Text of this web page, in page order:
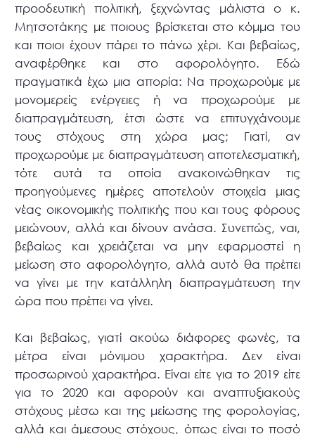
προοδευτική πολιτική, ξεχνώντας μάλιστα ο κ.
Μητσοτάκης με ποιους βρίσκεται στο κόμμα του
και ποιοι έχουν πάρει το πάνω χέρι. Και βεβαίως,
αναφέρθηκε και στο αφορολόγητο. Εδώ
πραγματικά έχω μια απορία: Να προχωρούμε με
μονομερείς ενέργειες ή να προχωρούμε με
διαπραγμάτευση, έτσι ώστε να επιτυγχάνουμε
τους στόχους στη χώρα μας; Γιατί, αν
προχωρούμε με διαπραγμάτευση αποτελεσματική,
τότε αυτά τα οποία ανακοινώθηκαν τις
προηγούμενες ημέρες αποτελούν στοιχεία μιας
νέας οικονομικής πολιτικής που και τους φόρους
μειώνουν, αλλά και δίνουν ανάσα. Συνεπώς, ναι,
βεβαίως και χρειάζεται να μην εφαρμοστεί η
μείωση στο αφορολόγητο, αλλά αυτό θα πρέπει
να γίνει με την κατάλληλη διαπραγμάτευση την
ώρα που πρέπει να γίνει.
Και βεβαίως, γιατί ακούω διάφορες φωνές, τα
μέτρα είναι μόνιμου χαρακτήρα. Δεν είναι
προσωρινού χαρακτήρα. Είναι είτε για το 2019 είτε
για το 2020 και αφορούν και αναπτυξιακούς
στόχους μέσω και της μείωσης της φορολογίας,
αλλά και άμεσους στόχους, όπως είναι το ποσό